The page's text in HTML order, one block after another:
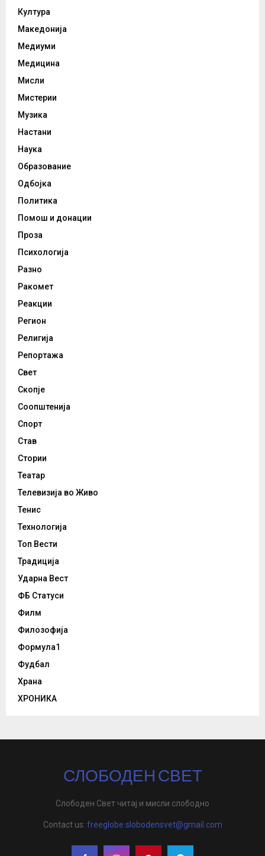
Култура
Македонија
Медиуми
Медицина
Мисли
Мистерии
Музика
Настани
Наука
Образование
Одбојка
Политика
Помош и донации
Проза
Психологија
Разно
Ракомет
Реакции
Регион
Религија
Репортажа
Свет
Скопје
Соопштенија
Спорт
Став
Стории
Театар
Телевизија во Живо
Тенис
Технологија
Топ Вести
Традиција
Ударна Вест
ФБ Статуси
Филм
Филозофија
Формула1
Фудбал
Храна
ХРОНИКА
СЛОБОДЕН СВЕТ
Слободен Свет читај и мисли слободно
Contact us: freeglobe.slobodensvet@gmail.com